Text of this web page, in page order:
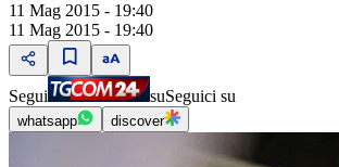
11 Mag 2015 - 19:40
11 Mag 2015 - 19:40
Segui suSeguici su
whatsapp discover